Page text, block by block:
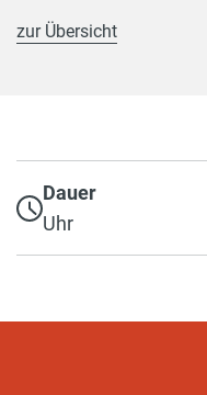
zur Übersicht
Dauer
Uhr